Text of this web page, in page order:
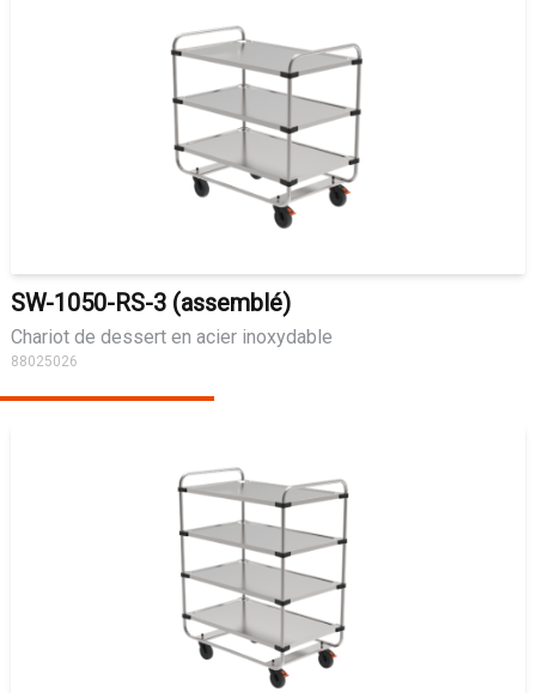
SW-1050-RS-3 (assemblé)
Chariot de dessert en acier inoxydable
88025026